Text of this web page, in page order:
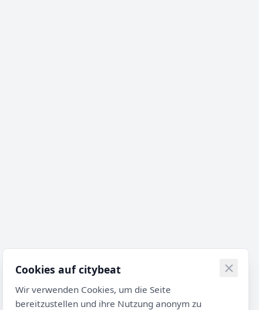
Cookies auf citybeat
Wir verwenden Cookies, um die Seite
bereitzustellen und ihre Nutzung anonym zu